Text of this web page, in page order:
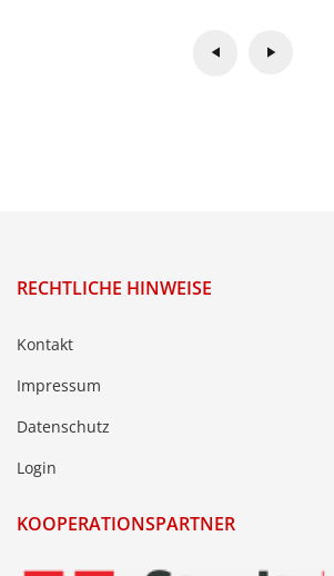
RECHTLICHE HINWEISE
Kontakt
Impressum
Datenschutz
Login
KOOPERATIONSPARTNER